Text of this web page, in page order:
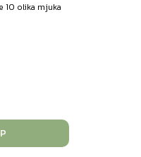
10 olika mjuka